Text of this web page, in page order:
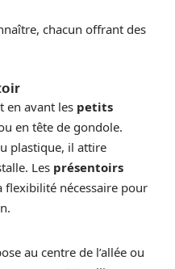
chacun offrant des
en avant les petits
en tête de gondole.
plastique, il attire
Les présentoirs
nécessaire pour
au centre de l’allée ou